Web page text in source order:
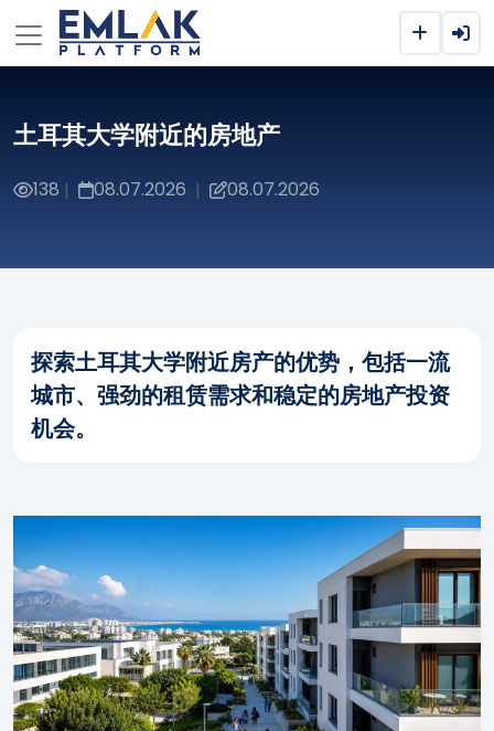
土耳其大学附近的房地产
138 | 08.07.2026 | 08.07.2026
探索土耳其大学附近房产的优势，包括一流
城市、强劲的租赁需求和稳定的房地产投资
机会。